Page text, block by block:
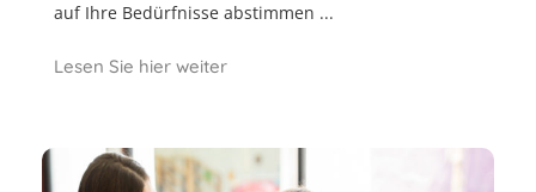
auf Ihre Bedürfnisse abstimmen ...
Lesen Sie hier weiter